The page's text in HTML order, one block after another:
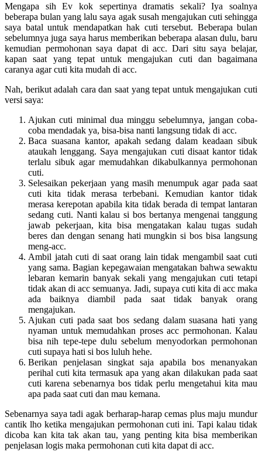
Mengapa sih Ev kok sepertinya dramatis sekali? Iya soalnya
beberapa bulan yang lalu saya agak susah mengajukan cuti sehingga
saya batal untuk mendapatkan hak cuti tersebut. Beberapa bulan
sebelumnya juga saya harus memberikan beberapa alasan dulu, baru
kemudian permohonan saya dapat di acc. Dari situ saya belajar,
kapan saat yang tepat untuk mengajukan cuti dan bagaimana
caranya agar cuti kita mudah di acc.
Nah, berikut adalah cara dan saat yang tepat untuk mengajukan cuti
versi saya:
Ajukan cuti minimal dua minggu sebelumnya, jangan coba-
coba mendadak ya, bisa-bisa nanti langsung tidak di acc.
Baca suasana kantor, apakah sedang dalam keadaan sibuk
ataukah lenggang. Saya mengajukan cuti disaat kantor tidak
terlalu sibuk agar memudahkan dikabulkannya permohonan
cuti.
Selesaikan pekerjaan yang masih menumpuk agar pada saat
cuti kita tidak merasa terbebani. Kemudian kantor tidak
merasa kerepotan apabila kita tidak berada di tempat lantaran
sedang cuti. Nanti kalau si bos bertanya mengenai tanggung
jawab pekerjaan, kita bisa mengatakan kalau tugas sudah
beres dan dengan senang hati mungkin si bos bisa langsung
meng-acc.
Ambil jatah cuti di saat orang lain tidak mengambil saat cuti
yang sama. Bagian kepegawaian mengatakan bahwa sewaktu
lebaran kemarin banyak sekali yang mengajukan cuti tetapi
tidak akan di acc semuanya. Jadi, supaya cuti kita di acc maka
ada baiknya diambil pada saat tidak banyak orang
mengajukan.
Ajukan cuti pada saat bos sedang dalam suasana hati yang
nyaman untuk memudahkan proses acc permohonan. Kalau
bisa nih tepe-tepe dulu sebelum menyodorkan permohonan
cuti supaya hati si bos luluh hehe.
Berikan penjelasan singkat saja apabila bos menanyakan
perihal cuti kita termasuk apa yang akan dilakukan pada saat
cuti karena sebenarnya bos tidak perlu mengetahui kita mau
apa pada saat cuti dan mau kemana.
Sebenarnya saya tadi agak berharap-harap cemas plus maju mundur
cantik lho ketika mengajukan permohonan cuti ini. Tapi kalau tidak
dicoba kan kita tak akan tau, yang penting kita bisa memberikan
penjelasan logis maka permohonan cuti kita dapat di acc.